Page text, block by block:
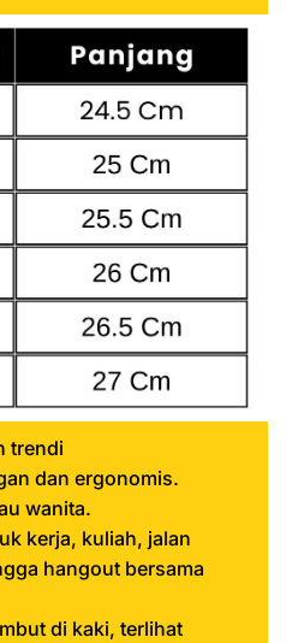
trendi
dan ergonomis.
wanita.
kerja, kuliah, jalan
hangout bersama
di kaki, terlihat